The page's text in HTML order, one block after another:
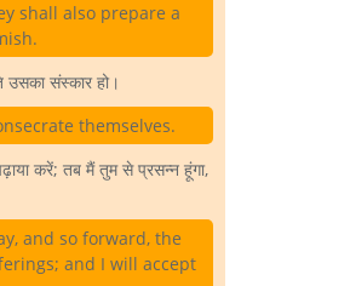
shall also prepare a
उसका संस्कार हो।
themselves.
करें; तब मैं तुम से प्रसन्न हूंगा,
and so forward, the
and I will accept